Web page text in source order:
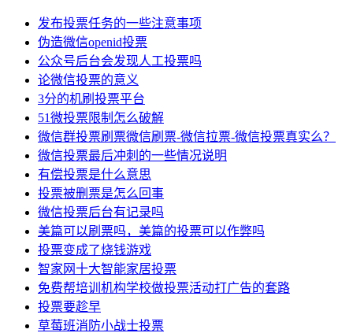
发布投票任务的一些注意事项
伪造微信openid投票
公众号后台会发现人工投票吗
论微信投票的意义
3分的机刷投票平台
51微投票限制怎么破解
微信群投票刷票微信刷票-微信拉票-微信投票真实么？
微信投票最后冲刺的一些情况说明
有偿投票是什么意思
投票被删票是怎么回事
微信投票后台有记录吗
美篇可以刷票吗，美篇的投票可以作弊吗
投票变成了烧钱游戏
智家网十大智能家居投票
免费帮培训机构学校做投票活动打广告的套路
投票要趁早
草莓班消防小战士投票